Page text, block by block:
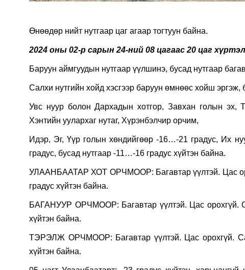
Өнөөдөр нийт нутгаар цаг агаар тогтуун байна.
2024 оны 02-р сарын 24-ний 08 цагаас 20 цаг
Баруун аймгуудын нутгаар үүлшинэ, бусад нутгаар
Салхи нутгийн хойд хэсгээр баруун өмнөөс хойш эргэж,
Увс нуур болон Дархадын хотгор, Завхан голын эх,
Хэнтийн уулархаг нутаг, Хүрэнбэлчир орчим,
Идэр, Эг, Үүр голын хөндийгөөр -16…-21 градус, Их
градус, бусад нутгаар -11…-16 градус хүйтэн байна.
УЛААНБААТАР ХОТ ОРЧМООР: Багавтар үүлтэй. Цас
градус хүйтэн байна.
БАГАНУУР ОРЧМООР: Багавтар үүлтэй. Цас орохгүй.
хүйтэн байна.
ТЭРЭЛЖ ОРЧМООР: Багавтар үүлтэй. Цас орохгүй.
хүйтэн байна.